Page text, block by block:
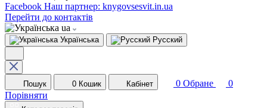
Facebook Наш партнер: knygovsesvit.in.ua
Перейти до контактів
ua
Українська Русский
Пошук 0 Кошик Кабінет 0 Обране
0
Порівняти